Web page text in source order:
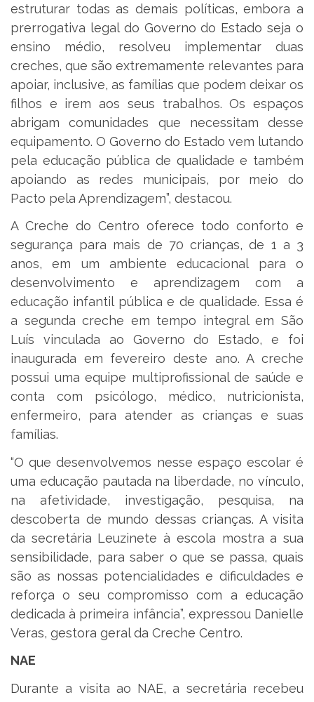
estruturar todas as demais políticas, embora a
prerrogativa legal do Governo do Estado seja o
ensino médio, resolveu implementar duas
creches, que são extremamente relevantes para
apoiar, inclusive, as famílias que podem deixar os
filhos e irem aos seus trabalhos. Os espaços
abrigam comunidades que necessitam desse
equipamento. O Governo do Estado vem lutando
pela educação pública de qualidade e também
apoiando as redes municipais, por meio do
Pacto pela Aprendizagem”, destacou.
A Creche do Centro oferece todo conforto e
segurança para mais de 70 crianças, de 1 a 3
anos, em um ambiente educacional para o
desenvolvimento e aprendizagem com a
educação infantil pública e de qualidade. Essa é
a segunda creche em tempo integral em São
Luís vinculada ao Governo do Estado, e foi
inaugurada em fevereiro deste ano. A creche
possui uma equipe multiprofissional de saúde e
conta com psicólogo, médico, nutricionista,
enfermeiro, para atender as crianças e suas
famílias.
“O que desenvolvemos nesse espaço escolar é
uma educação pautada na liberdade, no vínculo,
na afetividade, investigação, pesquisa, na
descoberta de mundo dessas crianças. A visita
da secretária Leuzinete à escola mostra a sua
sensibilidade, para saber o que se passa, quais
são as nossas potencialidades e dificuldades e
reforça o seu compromisso com a educação
dedicada à primeira infância”, expressou Danielle
Veras, gestora geral da Creche Centro.
NAE
Durante a visita ao NAE, a secretária recebeu